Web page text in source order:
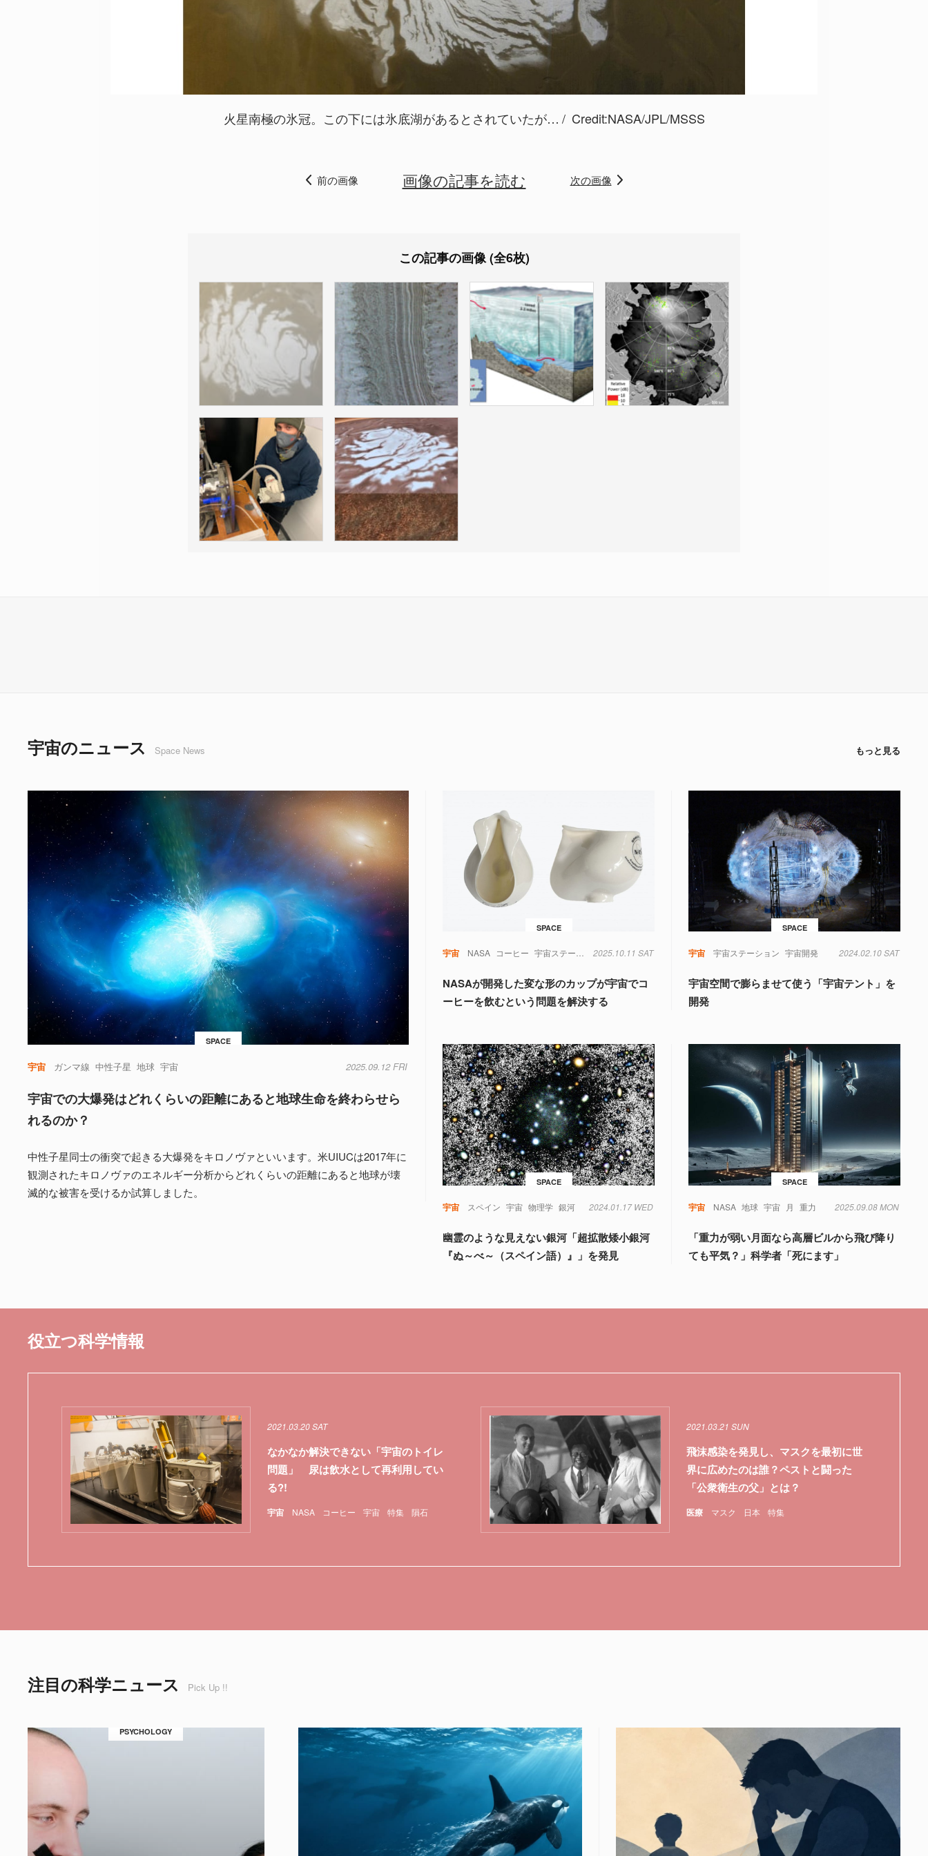
火星南極の氷冠。この下には氷底湖があるとされていたが… Credit:NASA/JPL/MSSS
前の画像 画像の記事を読む 次の画像
この記事の画像 (全6枚)
宇宙のニュース Space News もっと見る
SPACE
宇宙 ガンマ線 中性子星 地球 宇宙 2025.09.12 FRI
宇宙での大爆発はどれくらいの距離にあると地球生命を終わらせら
れるのか？
中性子星同士の衝突で起きる大爆発をキロノヴァといいます。米UIUCは2017年に
観測されたキロノヴァのエネルギー分析からどれくらいの距離にあると地球が壊
滅的な被害を受けるか試算しました。
SPACE
宇宙 NASA コーヒー 宇宙ステーション 水 重力
2025.10.11 SAT
NASAが開発した変な形のカップが宇宙でコ
ーヒーを飲むという問題を解決する
SPACE
宇宙 宇宙ステーション 宇宙開発 2024.02.10 SAT
宇宙空間で膨らませて使う「宇宙テント」を
開発
SPACE
宇宙 スペイン 宇宙 物理学 銀河 2024.01.17 WED
幽霊のような見えない銀河「超拡散矮小銀河
『ぬ～べ～（スペイン語）』」を発見
SPACE
宇宙 NASA 地球 宇宙 月 重力 2025.09.08 MON
「重力が弱い月面なら高層ビルから飛び降り
ても平気？」科学者「死にます」
役立つ科学情報
宇宙 NASA コーヒー 宇宙 特集 隕石
2021.03.20 SAT
なかなか解決できない「宇宙のトイレ
問題」 尿は飲水として再利用してい
る?!
医療 マスク 日本 特集
2021.03.21 SUN
飛沫感染を発見し、マスクを最初に世
界に広めたのは誰？ペストと闘った
「公衆衛生の父」とは？
注目の科学ニュース Pick Up !!
PSYCHOLOGY